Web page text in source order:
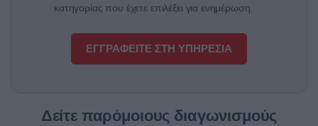
κατηγορίας που έχετε επιλέξει για ενημέρωση.
ΕΓΓΡΑΦΕΙΤΕ ΣΤΗ ΥΠΗΡΕΣΙΑ
Δείτε παρόμοιους διαγωνισμούς